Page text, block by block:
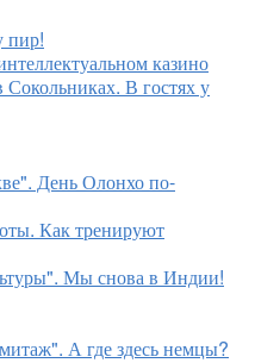
пир!
казино
В гостях у
День Олонхо по-
Как тренируют
Мы снова в Индии!
А где здесь немцы?